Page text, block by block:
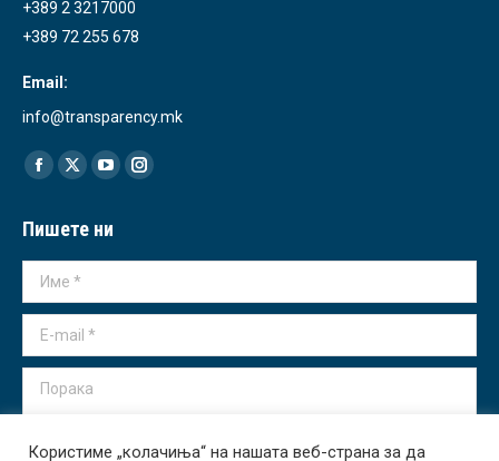
+389 2 3217000
+389 72 255 678
Email:
info@transparency.mk
Find us on:
Facebook
opens
in
new
X
opens
in
YouTube
opens
in
Instagram
in
Пишете ни
Име *
E-mail *
Порака
Користиме „колачиња“ на нашата веб-страна за да